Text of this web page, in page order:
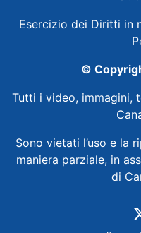
Esercizio dei Diritti in
©
Tutti i video, immagini,
Sono vietati l’uso e la
maniera parziale, in
di